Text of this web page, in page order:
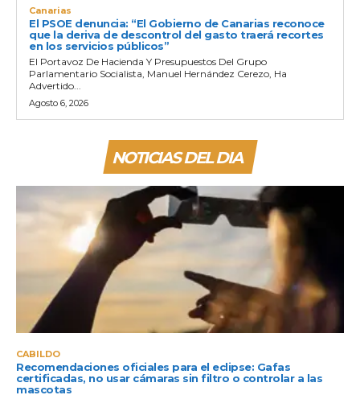
Canarias
El PSOE denuncia: “El Gobierno de Canarias reconoce
que la deriva de descontrol del gasto traerá recortes
en los servicios públicos”
El Portavoz De Hacienda Y Presupuestos Del Grupo
Parlamentario Socialista, Manuel Hernández Cerezo, Ha
Advertido...
Agosto 6, 2026
NOTICIAS DEL DIA
CABILDO
Recomendaciones oficiales para el eclipse: Gafas
certificadas, no usar cámaras sin filtro o controlar a las
mascotas